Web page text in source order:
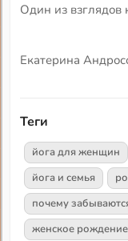
Один из взглядов
Екатерина
Теги
йога для женщин
йога и семья
почему
женское рождение